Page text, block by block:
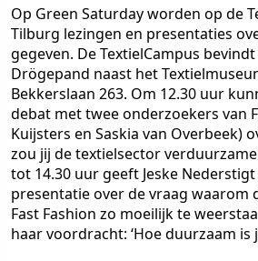
Op Green Saturday worden op de
Tilburg lezingen en presentaties
gegeven. De TextielCampus
Drögepand naast het
Bekkerslaan 263. Om 12.30 uur
debat met twee onderzoekers van
Kuijsters en Saskia van Overbeek)
zou jij de textielsector
tot 14.30 uur geeft Jeske
presentatie over de vraag waarom
Fast Fashion zo moeilijk te
haar voordracht: ‘Hoe duurzaam is